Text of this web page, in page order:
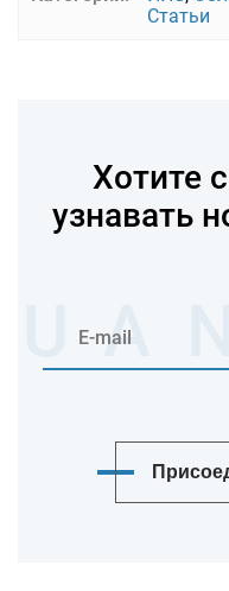
Статьи
Хотите
узнавать